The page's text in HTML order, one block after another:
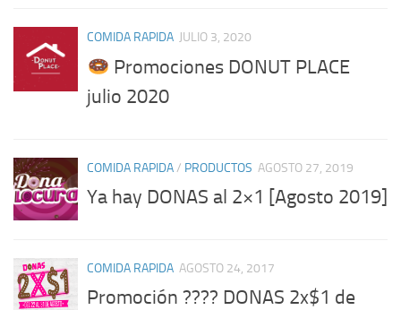
COMIDA RAPIDA JULIO 3, 2020
Promociones DONUT PLACE
julio 2020
COMIDA RAPIDA/ PRODUCTOS AGOSTO 27, 2019
Ya hay DONAS al 2×1 [Agosto 2019]
COMIDA RAPIDA AGOSTO 24, 2017
Promoción ???? DONAS 2x$1 de